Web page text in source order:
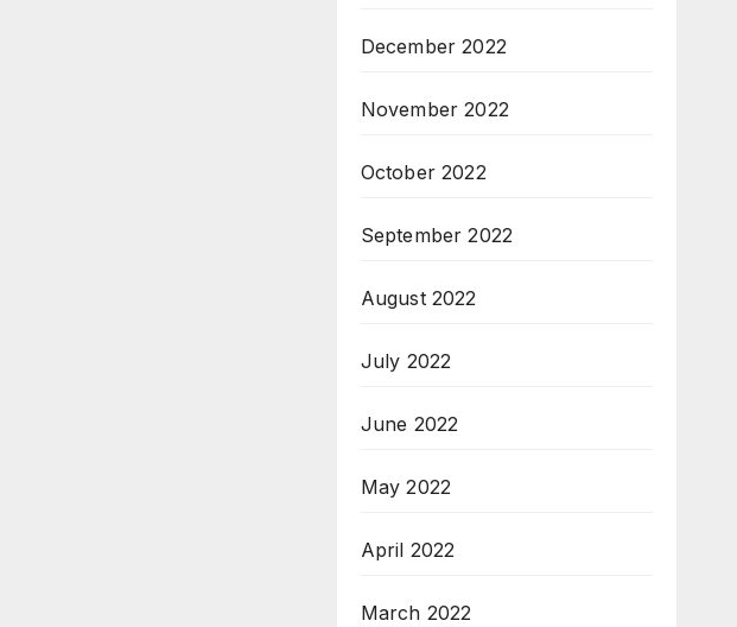
December 2022
November 2022
October 2022
September 2022
August 2022
July 2022
June 2022
May 2022
April 2022
March 2022